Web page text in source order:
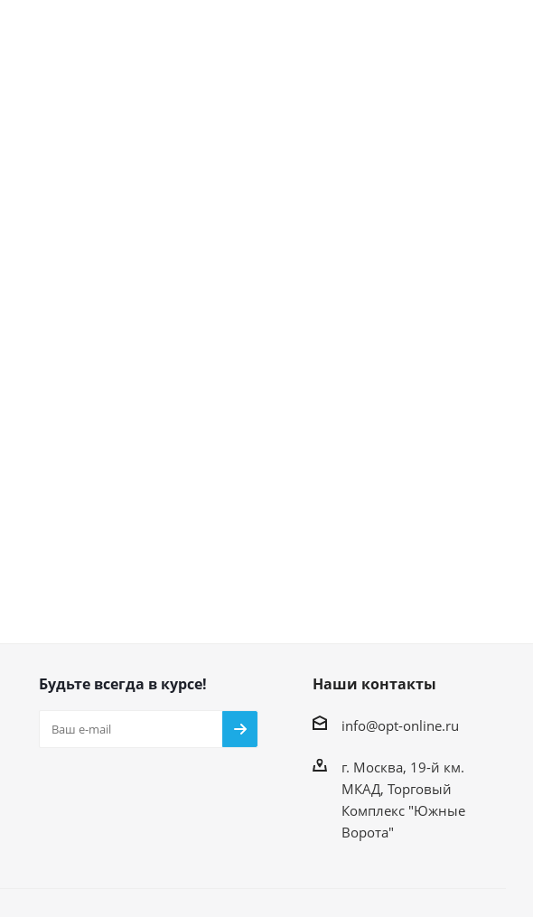
Будьте всегда в курсе! Наши контакты
info@opt-online.ru
г. Москва, 19-й км.
МКАД, Торговый
Комплекс "Южные
Ворота"